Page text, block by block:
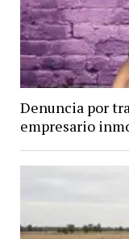
Denuncia por
empresario